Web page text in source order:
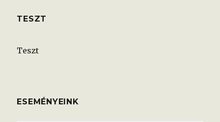
TESZT
Teszt
ESEMÉNYEINK